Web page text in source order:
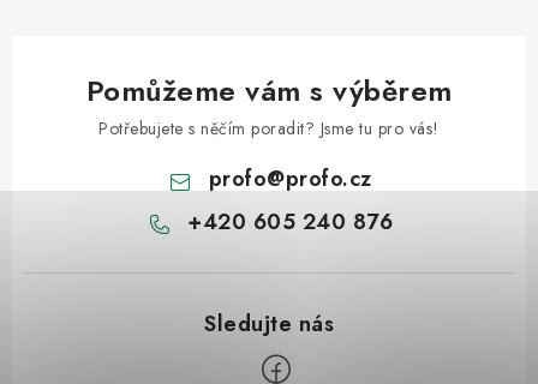
Pomůžeme vám s výběrem
Potřebujete s něčím poradit? Jsme tu pro vás!
profo@profo.cz
+420 605 240 876